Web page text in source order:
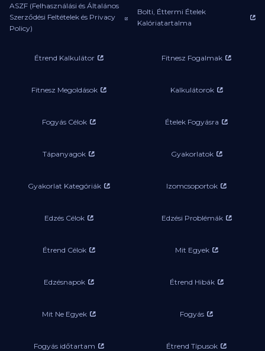
ASZF (Felhasználási és Általános
Szerződési Feltételek és Privacy
Policy)
Bolti, Éttermi Ételek
Kalóriatartalma
Étrend Kalkulátor Fitnesz Fogalmak
Fitnesz Megoldások Kalkulátorok
Fogyás Célok Ételek Fogyásra
Tápanyagok Gyakorlatok
Gyakorlat Kategóriák Izomcsoportok
Edzés Célok Edzési Problémák
Étrend Célok Mit Egyek
Edzésnapok Étrend Hibák
Mit Ne Egyek Fogyás
Fogyás időtartam Étrend Típusok